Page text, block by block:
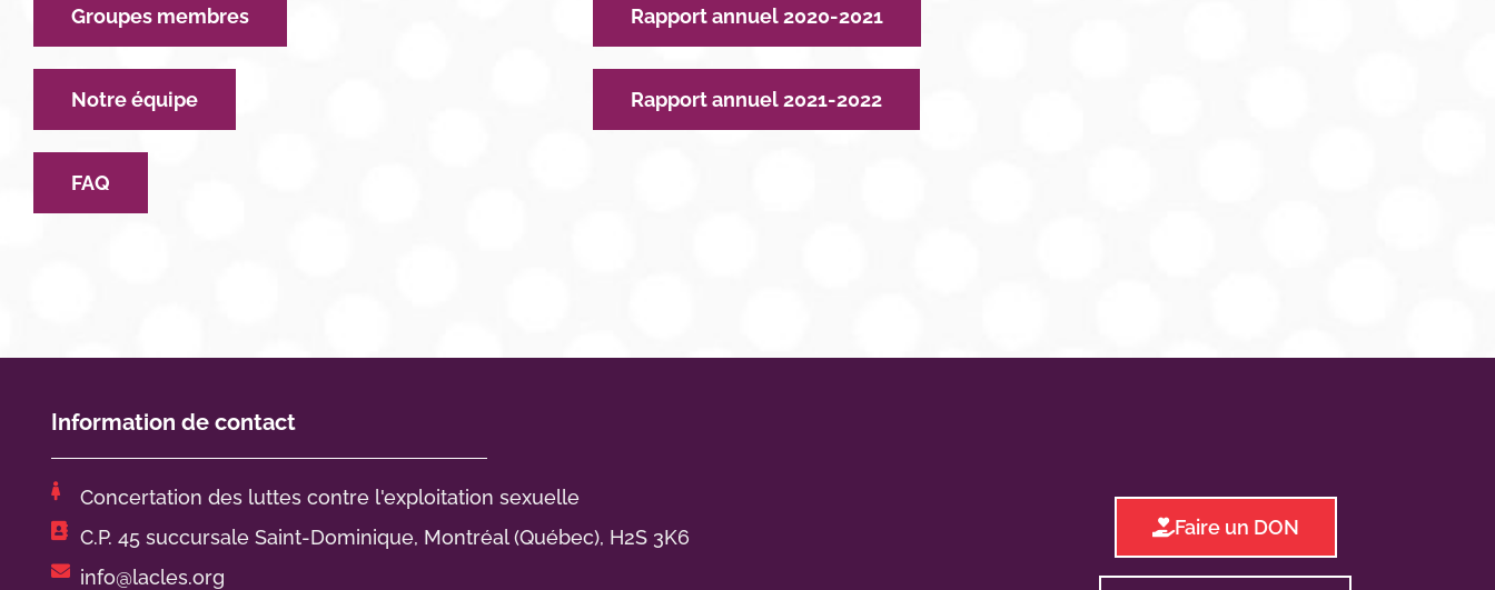
Groupes membres
Notre équipe
FAQ
Rapport annuel 2020-2021
Rapport annuel 2021-2022
Information de contact
Concertation des luttes contre l'exploitation sexuelle
C.P. 45 succursale Saint-Dominique, Montréal (Québec), H2S 3K6
info@lacles.org
Faire un DON